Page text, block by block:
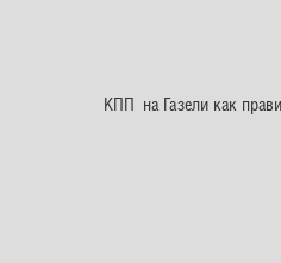
КПП на Газели как